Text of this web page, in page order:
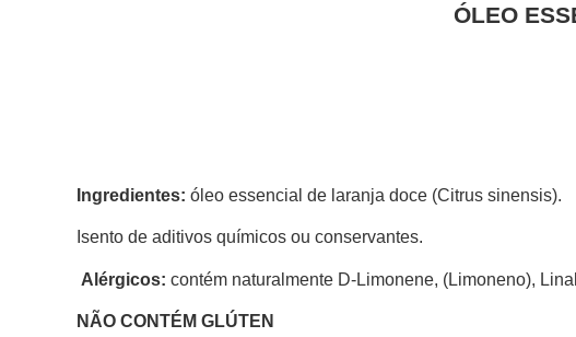
ÓLEO
Ingredientes: óleo essencial de laranja doce (Citrus sinensis).
Isento de aditivos químicos ou conservantes.
Alérgicos: contém naturalmente D-Limonene, (Limoneno),
NÃO CONTÉM GLÚTEN